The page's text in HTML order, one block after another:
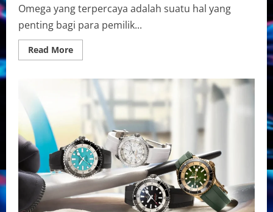
Omega yang terpercaya adalah suatu hal yang
penting bagi para pemilik...
Read MoreRead
more
Resmi
Omega
Jakarta
Terpercaya:
Solusi
Perawatan
Jam
Tangan
Anda